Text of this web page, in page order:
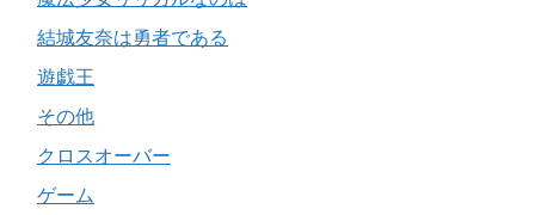
結城友奈は勇者である
遊戯王
その他
クロスオーバー
ゲーム